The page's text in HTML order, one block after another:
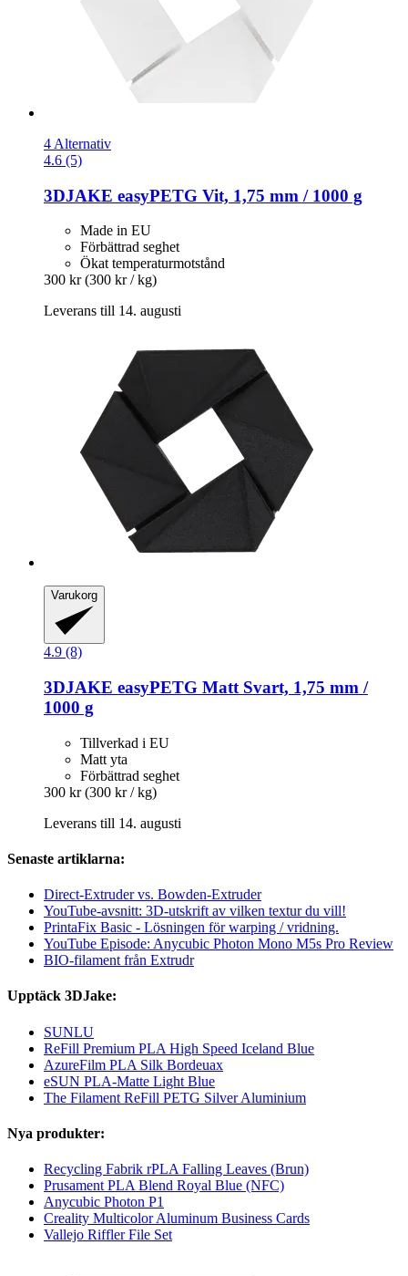
4 Alternativ
4.6 (5)
3DJAKE easyPETG Vit, 1,75 mm / 1000 g
Made in EU
Förbättrad seghet
Ökat temperaturmotstånd
300 kr (300 kr / kg)
Leverans till 14. augusti
Varukorg
4.9 (8)
3DJAKE easyPETG Matt Svart, 1,75 mm /
1000 g
Tillverkad i EU
Matt yta
Förbättrad seghet
300 kr (300 kr / kg)
Leverans till 14. augusti
Senaste artiklarna:
Direct-Extruder vs. Bowden-Extruder
YouTube-avsnitt: 3D-utskrift av vilken textur du vill!
PrintaFix Basic - Lösningen för warping / vridning.
YouTube Episode: Anycubic Photon Mono M5s Pro Review
BIO-filament från Extrudr
Upptäck 3DJake:
SUNLU
ReFill Premium PLA High Speed Iceland Blue
AzureFilm PLA Silk Bordeuax
eSUN PLA-Matte Light Blue
The Filament ReFill PETG Silver Aluminium
Nya produkter:
Recycling Fabrik rPLA Falling Leaves (Brun)
Prusament PLA Blend Royal Blue (NFC)
Anycubic Photon P1
Creality Multicolor Aluminum Business Cards
Vallejo Riffler File Set